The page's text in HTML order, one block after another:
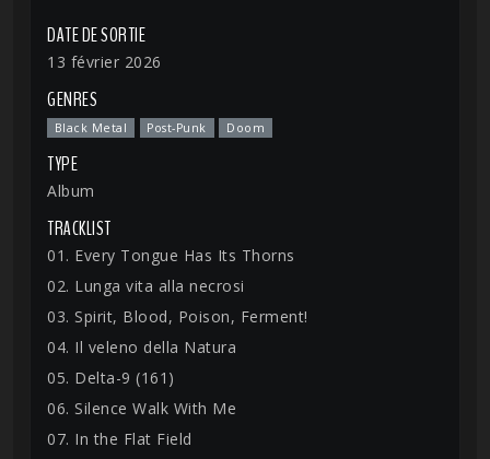
DATE DE SORTIE
13 février 2026
GENRES
Black Metal Post-Punk Doom
TYPE
Album
TRACKLIST
01. Every Tongue Has Its Thorns
02. Lunga vita alla necrosi
03. Spirit, Blood, Poison, Ferment!
04. Il veleno della Natura
05. Delta-9 (161)
06. Silence Walk With Me
07. In the Flat Field